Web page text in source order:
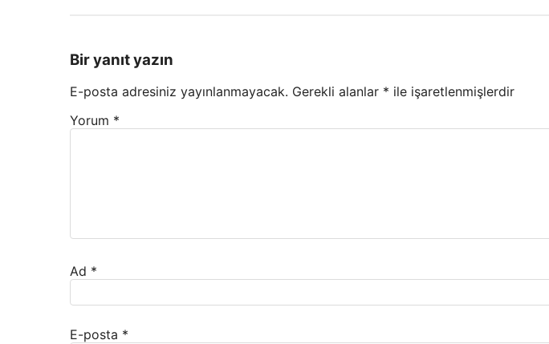
Bir yanıt yazın
E-posta adresiniz yayınlanmayacak. Gerekli alanlar * ile işaretlenmişlerdir
Yorum *
Ad *
E-posta *